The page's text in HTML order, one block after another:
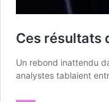
Ces résultats
Un rebond inattendu
analystes tablaient